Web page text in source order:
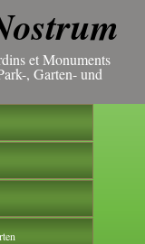
et Monuments
, Garten- und